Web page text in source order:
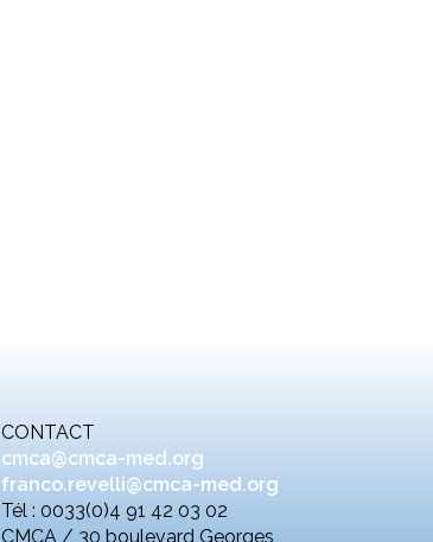
CONTACT
cmca@cmca-med.org
franco.revelli@cmca-med.org
Tél : 0033(0)4 91 42 03 02
CMCA / 30 boulevard Georges